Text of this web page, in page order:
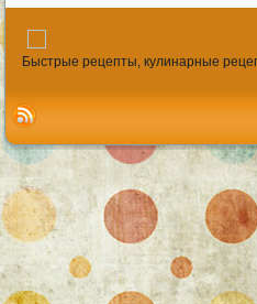
Быстрые рецепты, кулинарные